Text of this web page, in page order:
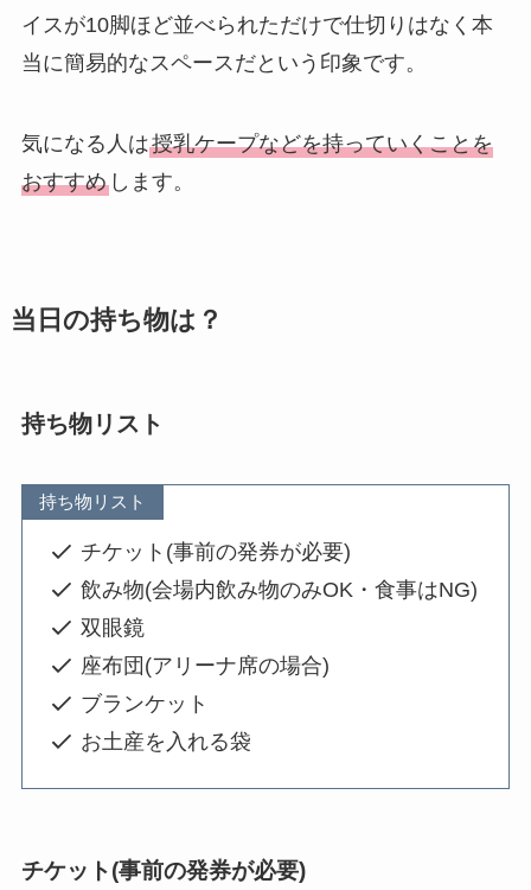
イスが10脚ほど並べられただけで仕切りはなく本
当に簡易的なスペースだという印象です。
気になる人は授乳ケープなどを持っていくことを
おすすめします。
当日の持ち物は？
持ち物リスト
持ち物リスト
チケット(事前の発券が必要)
飲み物(会場内飲み物のみOK・食事はNG)
双眼鏡
座布団(アリーナ席の場合)
ブランケット
お土産を入れる袋
チケット(事前の発券が必要)